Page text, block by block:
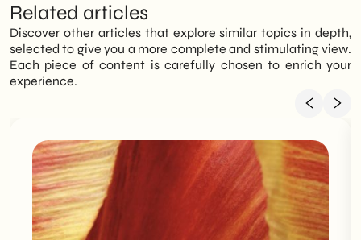
Related articles
Discover other articles that explore similar topics in depth,
selected to give you a more complete and stimulating view.
Each piece of content is carefully chosen to enrich your
experience.